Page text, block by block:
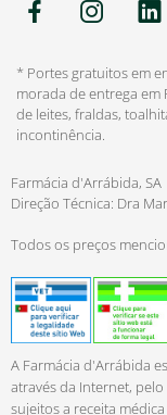
* Portes gratuitos em
morada de entrega em
de leites, fraldas,
incontinência.
Farmácia d'Arrábida, SA
Direção Técnica: Dra
Todos os preços
A Farmácia d'Arrábida
através da Internet,
sujeitos a receita